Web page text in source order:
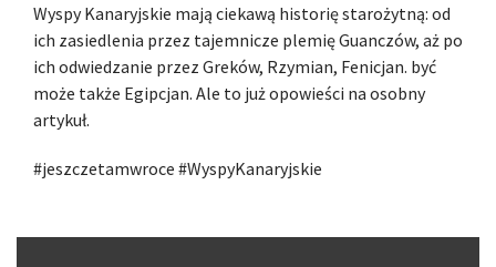
Wyspy Kanaryjskie mają ciekawą historię starożytną: od
ich zasiedlenia przez tajemnicze plemię Guanczów, aż po
ich odwiedzanie przez Greków, Rzymian, Fenicjan. być
może także Egipcjan. Ale to już opowieści na osobny
artykuł.
#jeszczetamwroce #WyspyKanaryjskie